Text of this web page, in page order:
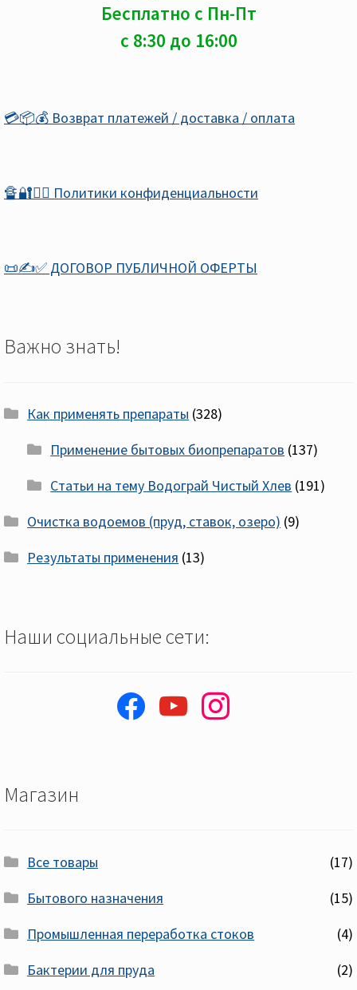
Бесплатно с Пн-Пт
с 8:30 до 16:00
💳📦💰 Возврат платежей / доставка / оплата
🔏🔐🕵️‍♂️ Политики конфиденциальности
📜✍️✅ ДОГОВОР ПУБЛИЧНОЙ ОФЕРТЫ
Важно знать!
Как применять препараты (328)
Применение бытовых биопрепаратов (137)
Статьи на тему Водограй Чистый Хлев (191)
Очистка водоемов (пруд, ставок, озеро) (9)
Результаты применения (13)
Наши социальные сети:
facebookyoutubeinstagram
Магазин
Все товары
(17)
Бытового назначения
(15)
Промышленная переработка стоков
(4)
Бактерии для пруда
(2)